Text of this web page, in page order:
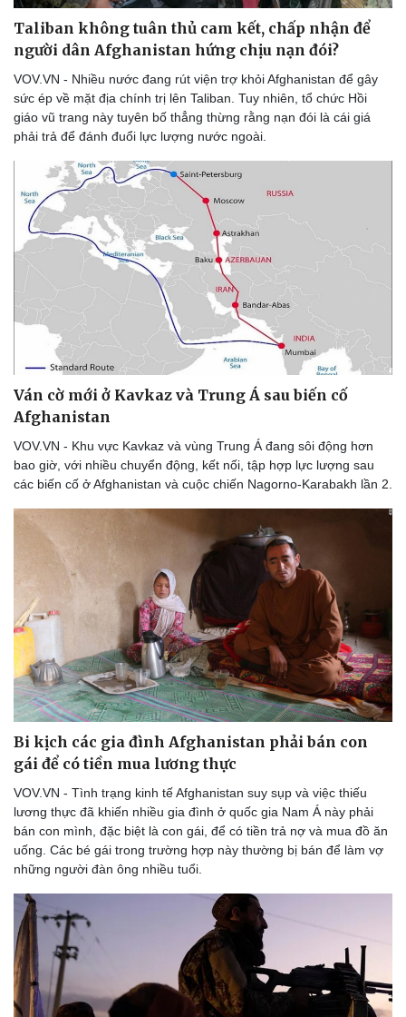
Taliban không tuân thủ cam kết, chấp nhận để
người dân Afghanistan hứng chịu nạn đói?
VOV.VN - Nhiều nước đang rút viện trợ khỏi Afghanistan để gây
sức ép về mặt địa chính trị lên Taliban. Tuy nhiên, tổ chức Hồi
giáo vũ trang này tuyên bố thẳng thừng rằng nạn đói là cái giá
phải trả để đánh đuổi lực lượng nước ngoài.
Ván cờ mới ở Kavkaz và Trung Á sau biến cố
Afghanistan
VOV.VN - Khu vực Kavkaz và vùng Trung Á đang sôi động hơn
bao giờ, với nhiều chuyển động, kết nối, tập hợp lực lượng sau
các biến cố ở Afghanistan và cuộc chiến Nagorno-Karabakh lần 2.
Bi kịch các gia đình Afghanistan phải bán con
gái để có tiền mua lương thực
VOV.VN - Tình trạng kinh tế Afghanistan suy sụp và việc thiếu
lương thực đã khiến nhiều gia đình ở quốc gia Nam Á này phải
bán con mình, đặc biệt là con gái, để có tiền trả nợ và mua đồ ăn
uống. Các bé gái trong trường hợp này thường bị bán để làm vợ
những người đàn ông nhiều tuổi.